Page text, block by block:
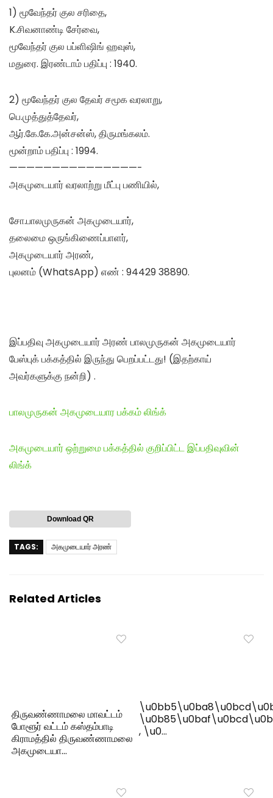
1) மூவேந்தர் குல சரிதை,
K.சிவனாண்டி சேர்வை,
மூவேந்தர் குல பப்ளிஷிங் ஹவுஸ்,
மதுரை. இரண்டாம் பதிப்பு : 1940.
2) மூவேந்தர் குல தேவர் சமூக வரலாறு,
பெ.முத்துத்தேவர்,
ஆர்.கே.கே.அன்சன்ஸ், திருமங்கலம்.
மூன்றாம் பதிப்பு : 1994.
———————————————-
அகமுடையார் வரலாற்று மீட்பு பணியில்,
சோ.பாலமுருகன் அகமுடையார்,
தலைமை ஒருங்கிணைப்பாளர்,
அகமுடையார் அரண்,
புலனம் (WhatsApp) எண் : 94429 38890.
இப்பதிவு அகமுடையார் அரண் பாலமுருகன் அகமுடையார்
பேஸ்புக் பக்கத்தில் இருந்து பெறப்பட்டது! (இதற்காய்
அவர்களுக்கு நன்றி) .
பாலமுருகன் அகமுடையார பக்கம் லிங்க்
அகமுடையார் ஒற்றுமை பக்கத்தில் குறிப்பிட்ட இப்பதிவுவின்
லிங்க்
Download QR
TAGS: அகமுடையார் அரண்
Related Articles
திருவண்ணாமலை மாவட்டம்
போளூர் வட்டம் கஸ்தம்பாடி
கிராமத்தில் திருவண்ணாமலை
அகமுடையா…
, \u0…